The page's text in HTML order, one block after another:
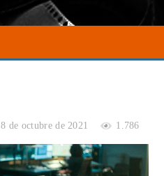
8 de octubre de 2021 1.786